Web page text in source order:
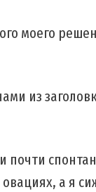
моего
из
почти
а я